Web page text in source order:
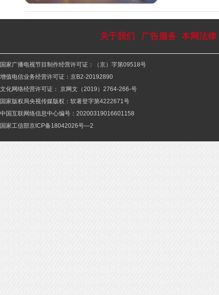
关于我们 广告服务 本网法律
国家广播电视节目制作经营许可证：（京）字第09518号
增值电信业务经营许可证：京B2-20192890
文化网络经营许可证： 京网文（2019）2764-266-号
国家版权局央视传媒版权：软著登字第4222671号
中国互联网络信息中心编号：20200319016601158
国家工信部京ICP备18042026号—2